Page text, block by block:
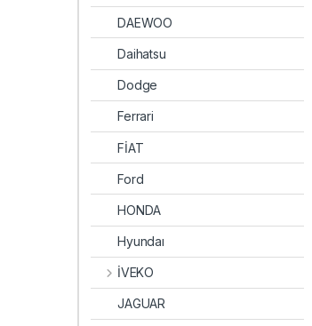
DAEWOO
Daihatsu
Dodge
Ferrari
FİAT
Ford
HONDA
Hyundaı
İVEKO
JAGUAR